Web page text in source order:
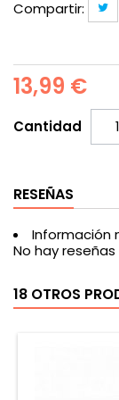
Compartir:
13,99 €
Cantidad
RESEÑAS
Información
No hay
18 OTROS